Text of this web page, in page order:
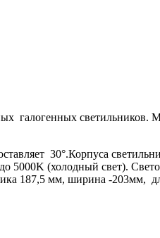
галогенных светильников.
30°.Корпуса
5000K (холодный свет).
187,5 мм, ширина -203мм,